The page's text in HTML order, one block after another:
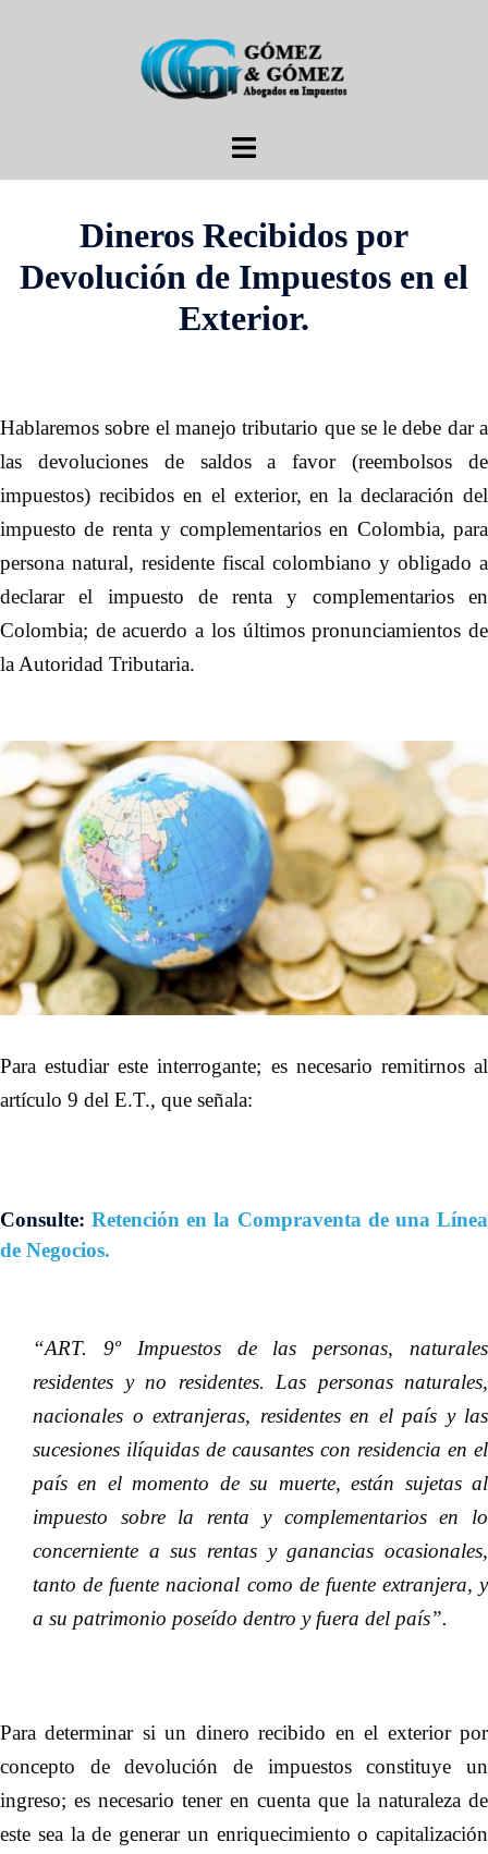
Alternar
Dineros Recibidos por
Devolución de Impuestos en el
Exterior.
Hablaremos sobre el manejo tributario que se le debe dar a
las devoluciones de saldos a favor (reembolsos de
impuestos) recibidos en el exterior, en la declaración del
impuesto de renta y complementarios en Colombia, para
persona natural, residente fiscal colombiano y obligado a
declarar el impuesto de renta y complementarios en
Colombia; de acuerdo a los últimos pronunciamientos de
la Autoridad Tributaria.
Para estudiar este interrogante; es necesario remitirnos al
artículo 9 del E.T., que señala:
Consulte: Retención en la Compraventa de una Línea
de Negocios.
“ART. 9º Impuestos de las personas, naturales
residentes y no residentes. Las personas naturales,
nacionales o extranjeras, residentes en el país y las
sucesiones ilíquidas de causantes con residencia en el
país en el momento de su muerte, están sujetas al
impuesto sobre la renta y complementarios en lo
concerniente a sus rentas y ganancias ocasionales,
tanto de fuente nacional como de fuente extranjera, y
a su patrimonio poseído dentro y fuera del país”.
Para determinar si un dinero recibido en el exterior por
concepto de devolución de impuestos constituye un
ingreso; es necesario tener en cuenta que la naturaleza de
este sea la de generar un enriquecimiento o capitalización